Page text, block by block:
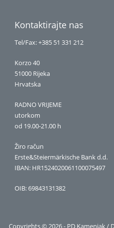
Kontaktirajte nas
Tel/Fax: +385 51 331 212
Korzo 40
51000 Rijeka
Hrvatska
RADNO VRIJEME
utorkom
od 19.00-21.00 h
Žiro račun
Erste&Steiermärkische Bank d.d.
IBAN: HR1524020061100075497
OIB: 69843131382